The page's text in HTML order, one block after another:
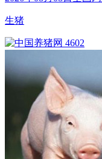
生猪
4602